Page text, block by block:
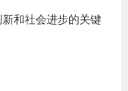
和社会进步的关键